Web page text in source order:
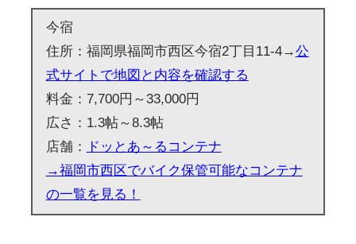
今宿
住所：福岡県福岡市西区今宿2丁目11-4→公
式サイトで地図と内容を確認する
料金：7,700円～33,000円
広さ：1.3帖～8.3帖
店舗：
ドッとあ～るコンテナ
→福岡市西区でバイク保管可能なコンテナ
の一覧を見る！